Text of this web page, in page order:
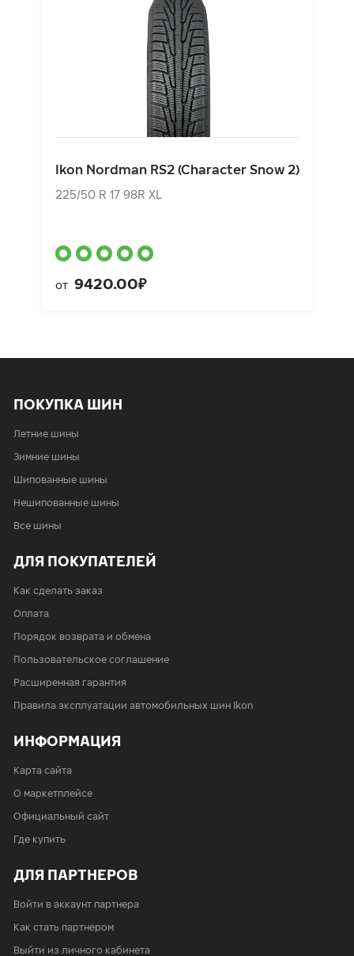
Ikon Nordman RS2 (Character Snow 2)
225/50 R 17 98R XL
от 9420.00₽
Ikon Nordman RS2 (Character Snow 2)
225/50 R 17 98R XL
от9420.00₽
ПОКУПКА ШИН
Летние шины
Зимние шины
Шипованные шины
Нешипованные шины
Все шины
ДЛЯ ПОКУПАТЕЛЕЙ
Как сделать заказ
Оплата
Порядок возврата и обмена
Пользовательское соглашение
Расширенная гарантия
Правила эксплуатации автомобильных шин Ikon
ИНФОРМАЦИЯ
Карта сайта
О маркетплейсе
Официальный сайт
Где купить
ДЛЯ ПАРТНЕРОВ
Войти в аккаунт партнера
Как стать партнером
Выйти из личного кабинета